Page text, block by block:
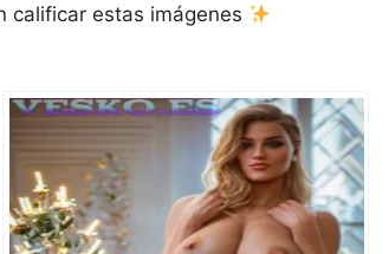
calificar estas imágenes